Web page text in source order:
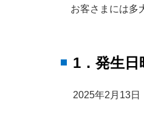
お客さまには多
1．発生日
2025年2月13日